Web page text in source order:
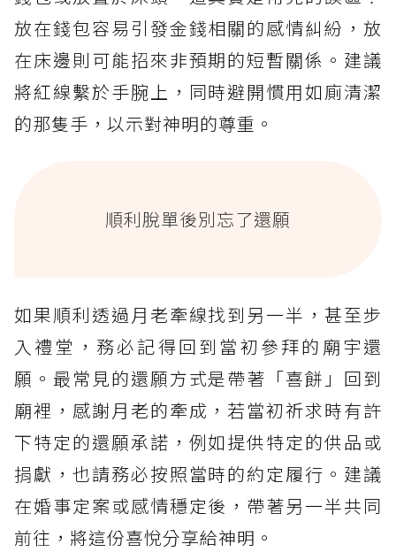
放在錢包容易引發金錢相關的感情糾紛，放
在床邊則可能招來非預期的短暫關係。建議
將紅線繫於手腕上，同時避開慣用如廁清潔
的那隻手，以示對神明的尊重。
順利脫單後別忘了還願
如果順利透過月老牽線找到另一半，甚至步
入禮堂，務必記得回到當初參拜的廟宇還
願。最常見的還願方式是帶著「喜餅」回到
廟裡，感謝月老的牽成，若當初祈求時有許
下特定的還願承諾，例如提供特定的供品或
捐獻，也請務必按照當時的約定履行。建議
在婚事定案或感情穩定後，帶著另一半共同
前往，將這份喜悅分享給神明。